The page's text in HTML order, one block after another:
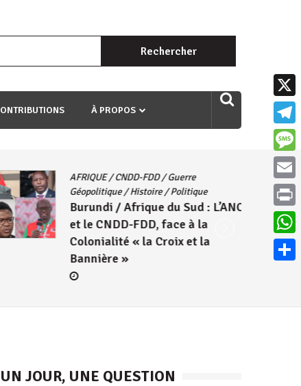
ngaha ndagusigiye iki kibazo : Uriko ukora iki kugira ngo
Rechercher :
À PROPOS
AFRIQUE/CNDD-FDD/Guerre
Géopolitique/Histoire/Politique
Burundi / Afrique du Sud : L’ANC
et le CNDD-FDD, face à la
Colonialité « la Croix et la
Bannière »
UN JOUR, UNE QUESTION
X
Email
Print